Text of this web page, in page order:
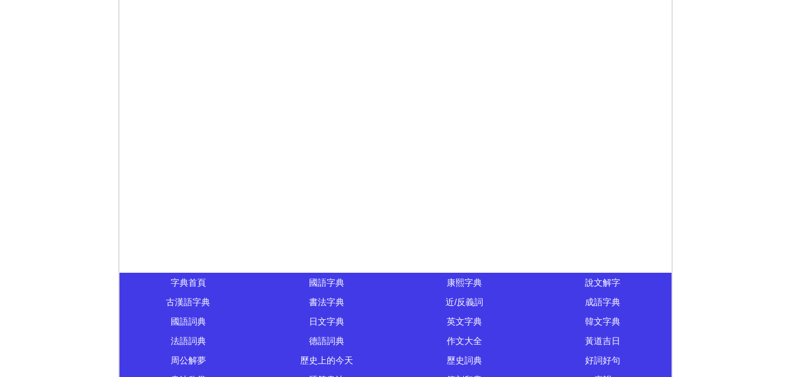
字典首頁 國語字典 康熙字典
說文解字
古漢語字典
書法字典 近/反義詞
成語字典
國語詞典
日文字典 英文字典
韓文字典
法語詞典
德語詞典 作文大全
黃道吉日
周公解夢
歷史上的今天 歷史詞典
好詞好句